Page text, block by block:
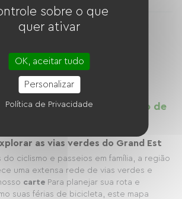
verdes e ciclovias na região de
as vias verdes do Grand Est
do ciclismo e passeios em família, a região
uma extensa rede de vias verdes e
carte Para planejar sua rota e
suas férias de bicicleta, este mapa
sobre o que
quer ativar
OK, aceitar tudo
Personalizar
Política de Privacidade